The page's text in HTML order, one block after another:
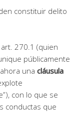
constituir delito
270.1 (quien
públicamente
una cláusula
con lo que se
conductas que